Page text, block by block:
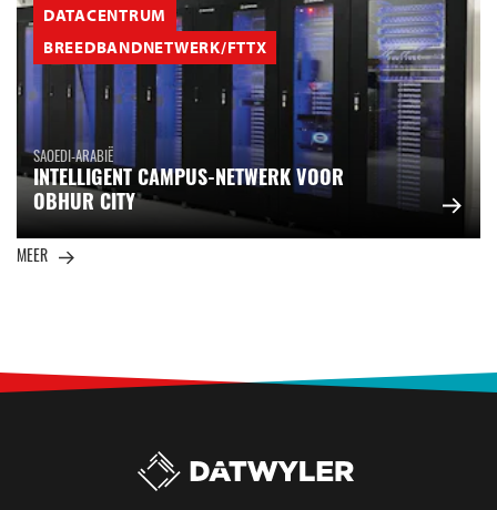
DATACENTRUM
BREEDBANDNETWERK/FTTX
SAOEDI-ARABIË
INTELLIGENT CAMPUS-NETWERK VOOR
OBHUR CITY
MEER